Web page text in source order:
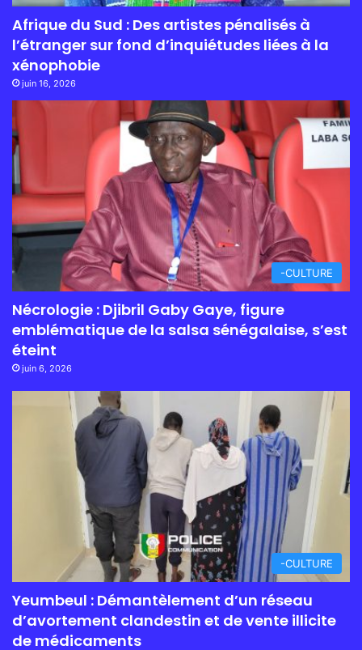
Afrique du Sud : Des artistes pénalisés à
l’étranger sur fond d’inquiétudes liées à la
xénophobie
juin 16, 2026
-CULTURE
Nécrologie : Djibril Gaby Gaye, figure
emblématique de la salsa sénégalaise, s’est
éteint
juin 6, 2026
-CULTURE
Yeumbeul : Démantèlement d’un réseau
d’avortement clandestin et de vente illicite
de médicaments